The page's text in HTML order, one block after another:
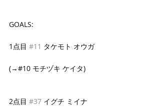
GOALS:
1点目 #11 タケモト オウガ
(→#10 モチヅキ ケイタ)
2点目 #37 イグチ ミイナ